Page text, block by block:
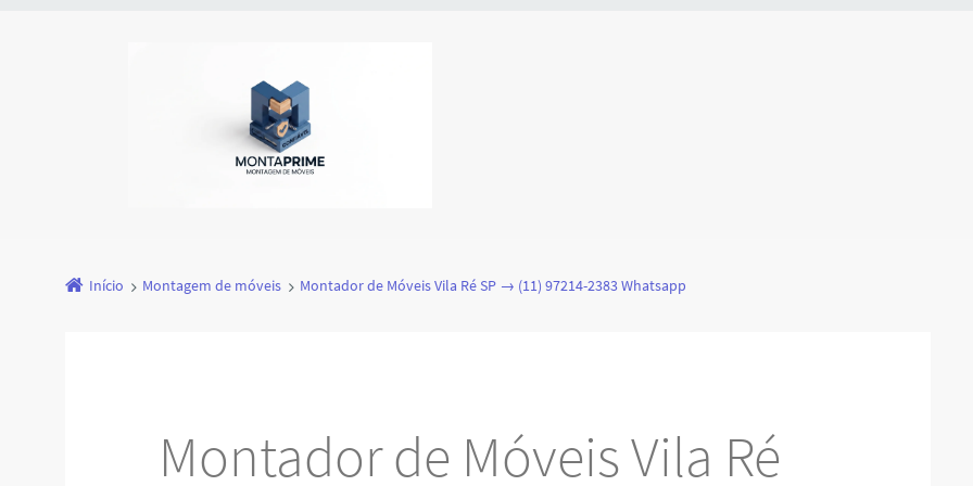
Início Montagem de móveis Montador de Móveis Vila Ré SP → (11) 97214-2383 Whatsapp
Montador de Móveis Vila Ré